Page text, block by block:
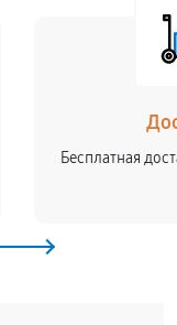
Бесплатная